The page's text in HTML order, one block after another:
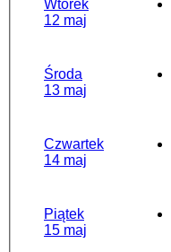
Wtorek
12 maj
Środa
13 maj
Czwartek
14 maj
Piątek
15 maj